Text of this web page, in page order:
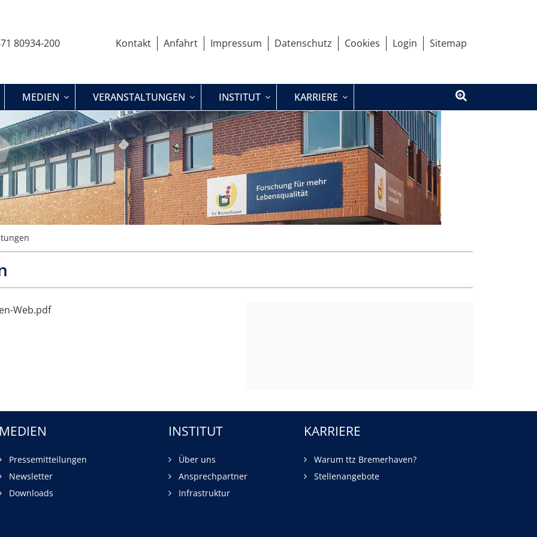
80934-200
Kontakt Anfahrt Impressum Datenschutz Cookies Login Sitemap
MEDIEN VERANSTALTUNGEN INSTITUT KARRIERE
Web.pdf
MEDIEN
Pressemitteilungen
Newsletter
Downloads
INSTITUT
Über uns
Ansprechpartner
Infrastruktur
KARRIERE
Warum ttz Bremerhaven?
Stellenangebote